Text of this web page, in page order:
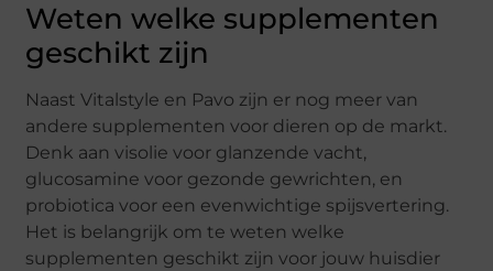
Weten welke supplementen
geschikt zijn
Naast Vitalstyle en Pavo zijn er nog meer van
andere supplementen voor dieren op de markt.
Denk aan visolie voor glanzende vacht,
glucosamine voor gezonde gewrichten, en
probiotica voor een evenwichtige spijsvertering.
Het is belangrijk om te weten welke
supplementen geschikt zijn voor jouw huisdier